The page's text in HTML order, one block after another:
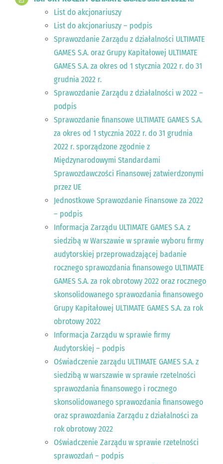
List do akcjonariuszy
List do akcjonariuszy – podpis
Sprawozdanie Zarządu z działalności ULTIMATE
GAMES S.A. oraz Grupy Kapitałowej ULTIMATE
GAMES S.A. za okres od 1 stycznia 2022 r. do 31
grudnia 2022 r.
Sprawozdanie Zarządu z działalności w 2022 –
podpis
Sprawozdanie finansowe ULTIMATE GAMES S.A.
za okres od 1 stycznia 2022 r. do 31 grudnia
2022 r. sporządzone zgodnie z
Międzynarodowymi Standardami
Sprawozdawczości Finansowej zatwierdzonymi
przez UE
Jednostkowe Sprawozdanie Finansowe za 2022
– podpis
Informacja Zarządu ULTIMATE GAMES S.A. z
siedzibą w Warszawie w sprawie wyboru firmy
audytorskiej przeprowadzającej badanie
rocznego sprawozdania finansowego ULTIMATE
GAMES S.A. za rok obrotowy 2022 oraz rocznego
skonsolidowanego sprawozdania finansowego
Grupy Kapitałowej ULTIMATE GAMES S.A. za rok
obrotowy 2022
Informacja Zarządu w sprawie firmy
Audytorskiej – podpis
Oświadczenie zarządu ULTIMATE GAMES S.A. z
siedzibą w warszawie w sprawie rzetelności
sprawozdania finansowego i rocznego
skonsolidowanego sprawozdania finansowego
oraz sprawozdania Zarządu z działalności za
rok obrotowy 2022
Oświadczenie Zarządu w sprawie rzetelności
sprawozdań – podpis